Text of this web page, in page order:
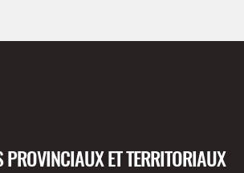
PROVINCIAUX ET TERRITORIAUX